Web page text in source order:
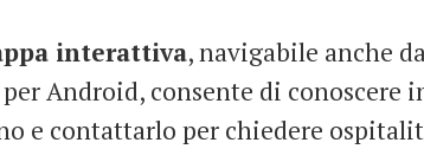
interattiva, navigabile anche
per Android, consente di conoscere
e contattarlo per chiedere